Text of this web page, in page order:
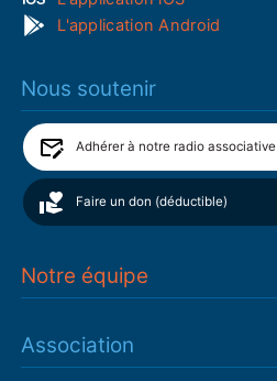
L'application Android
Nous soutenir
Adhérer à notre radio associative
Faire un don (déductible)
Notre équipe
Association